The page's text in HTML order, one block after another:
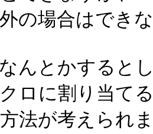
の場合はでき
んとかすると
ロに割り当て
法が考えられ